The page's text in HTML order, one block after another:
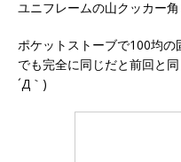
ユニフレームの山クッカー
ポケットストーブで100均の
でも完全に同じだと前回と
´Д｀)